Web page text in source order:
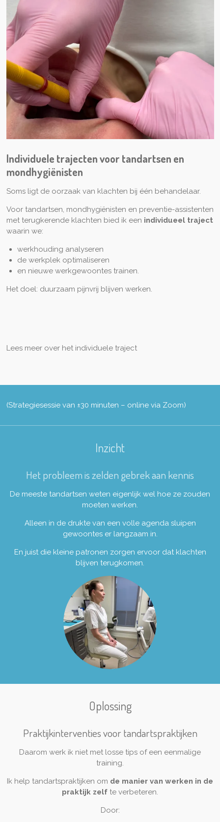
Individuele trajecten voor tandartsen en
mondhygiënisten
Soms ligt de oorzaak van klachten bij één behandelaar.
Voor tandartsen, mondhygiënisten en preventie-assistenten
met terugkerende klachten bied ik een individueel traject
waarin we:
werkhouding analyseren
de werkplek optimaliseren
en nieuwe werkgewoontes trainen.
Het doel: duurzaam pijnvrij blijven werken.
Lees meer over het individuele traject
(Strategiesessie van ±30 minuten – online via Zoom)
Inzicht
Het probleem is zelden gebrek aan kennis
De meeste tandartsen weten eigenlijk wel hoe ze zouden
moeten werken.
Alleen in de drukte van een volle agenda sluipen
gewoontes er langzaam in.
En juist die kleine patronen zorgen ervoor dat klachten
blijven terugkomen.
Oplossing
Praktijkinterventies voor tandartspraktijken
Daarom werk ik niet met losse tips of een eenmalige
training.
Ik help tandartspraktijken om de manier van werken in de
praktijk zelf te verbeteren.
Door: